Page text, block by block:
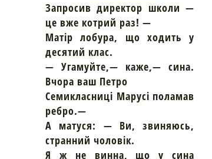
Запросив директор школи —
це вже котрий раз! —
Матір лобура, що ходить у
десятий клас.
— Угамуйте,— каже,— сина.
Вчора ваш Петро
Семикласниці Марусі поламав
ребро.—
А матуся: — Ви, звиняюсь,
странний чоловік.
Я ж не винна, що у сина